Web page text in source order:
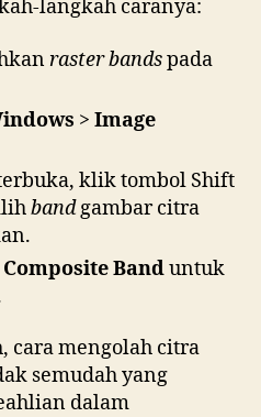
langkah caranya:
raster bandspada
> Image
klik tombol Shift
bandgambar citra
Composite Banduntuk
cara mengolah citra
semudah yang
dalam